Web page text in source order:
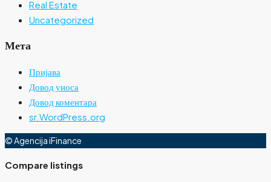
Real Estate
Uncategorized
Мета
Пријава
Довод уноса
Довод коментара
sr.WordPress.org
© Agencija iFinance
Compare listings